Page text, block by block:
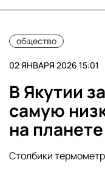
общество
02 ЯНВАРЯ 2026 15:01
В Якутии
самую
на
Столбики